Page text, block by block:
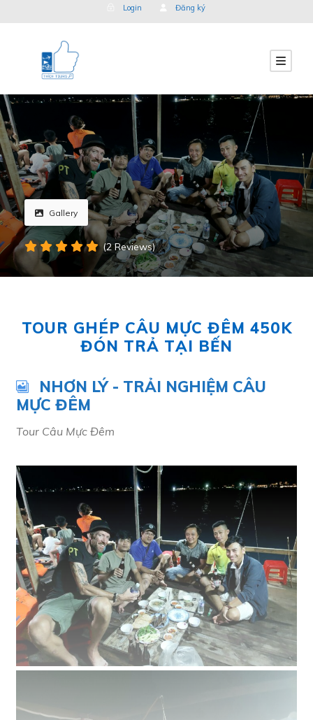
Login Đăng ký
Gallery
(2 Reviews)
TOUR GHÉP CÂU MỰC ĐÊM 450K
ĐÓN TRẢ TẠI BẾN
NHƠN LÝ - TRẢI NGHIỆM CÂU
MỰC ĐÊM
Tour Câu Mực Đêm